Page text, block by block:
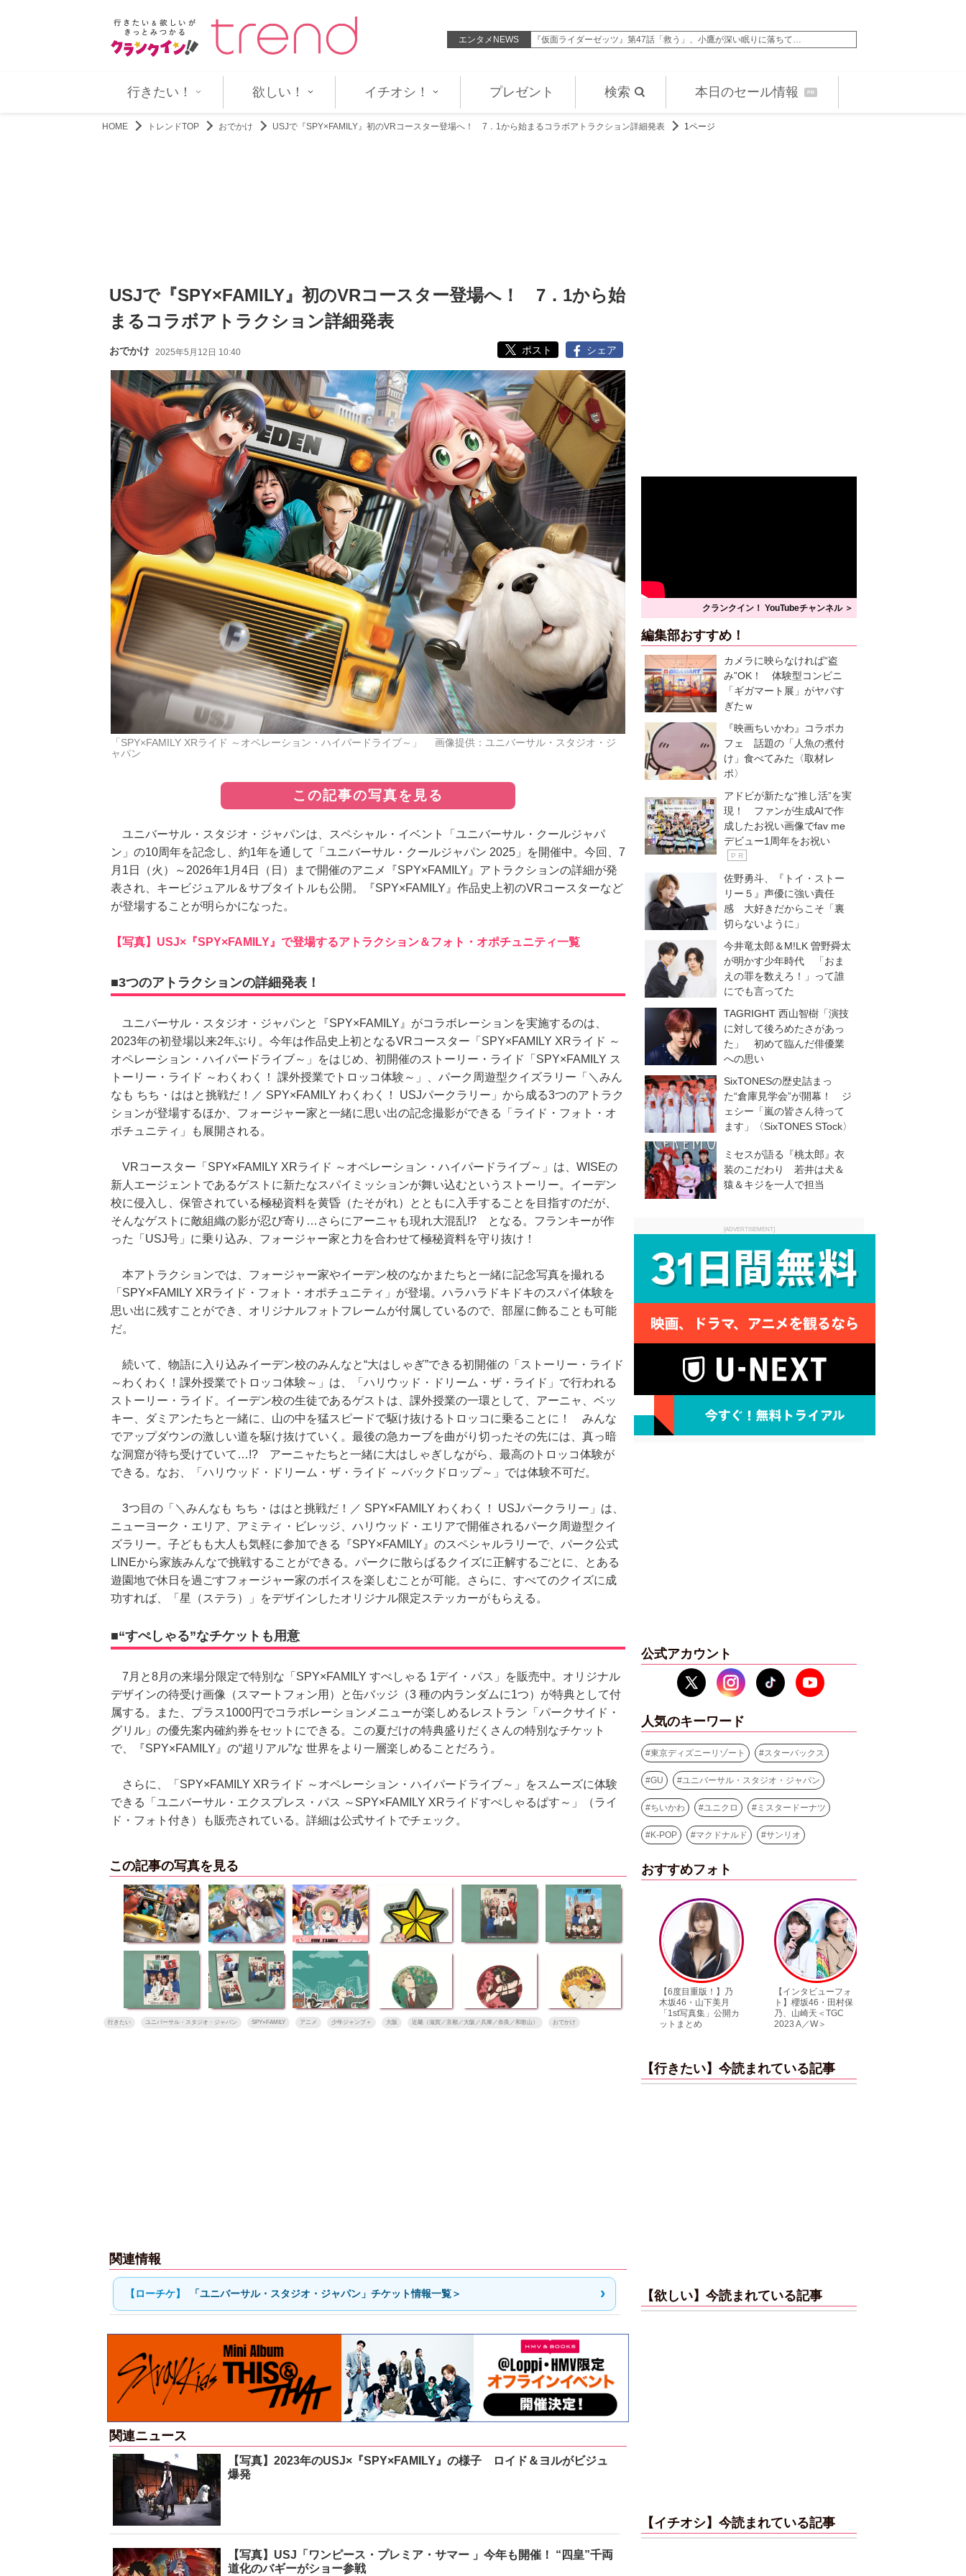
エンタメNEWS
『仮面ライダーゼッツ』第47話「救う」、小鷹が深い眠りに落ちて… 『角醒ハンター オメガホーン』第3話「味わえ！怒りのタッグバト…
行きたい！ 欲しい！ イチオシ！ プレゼント 検索 本日のセール情報 PR
HOME トレンドTOP おでかけ USJで『SPY×FAMILY』初のVRコースター登場へ！ 7．1から始まるコラボアトラクション詳細発表 1ページ
USJで『SPY×FAMILY』初のVRコースター登場へ！ 7．1から始
まるコラボアトラクション詳細発表
おでかけ 2025年5月12日 10:40 ポスト シェア
「SPY×FAMILY XRライド ～オペレーション・ハイパードライブ～」 画像提供：ユニバーサル・スタジオ・ジ
ャパン
この記事の写真を見る
ユニバーサル・スタジオ・ジャパンは、スペシャル・イベント「ユニバーサル・クールジャパ
ン」の10周年を記念し、約1年を通して「ユニバーサル・クールジャパン 2025」を開催中。今回、7
月1日（火）～2026年1月4日（日）まで開催のアニメ『SPY×FAMILY』アトラクションの詳細が発
表され、キービジュアル＆サブタイトルも公開。『SPY×FAMILY』作品史上初のVRコースターなど
が登場することが明らかになった。
【写真】USJ×『SPY×FAMILY』で登場するアトラクション＆フォト・オポチュニティ一覧
■3つのアトラクションの詳細発表！
ユニバーサル・スタジオ・ジャパンと『SPY×FAMILY』がコラボレーションを実施するのは、
2023年の初登場以来2年ぶり。今年は作品史上初となるVRコースター「SPY×FAMILY XRライド ～
オペレーション・ハイパードライブ～」をはじめ、初開催のストーリー・ライド「SPY×FAMILY ス
トーリー・ライド ～わくわく！ 課外授業でトロッコ体験～」、パーク周遊型クイズラリー「＼みん
なも ちち・ははと挑戦だ！／ SPY×FAMILY わくわく！ USJパークラリー」から成る3つのアトラク
ションが登場するほか、フォージャー家と一緒に思い出の記念撮影ができる「ライド・フォト・オ
ポチュニティ」も展開される。
VRコースター「SPY×FAMILY XRライド ～オペレーション・ハイパードライブ～」は、WISEの
新人エージェントであるゲストに新たなスパイミッションが舞い込むというストーリー。イーデン
校に侵入し、保管されている極秘資料を黄昏（たそがれ）とともに入手することを目指すのだが、
そんなゲストに敵組織の影が忍び寄り…さらにアーニャも現れ大混乱!? となる。フランキーが作
った「USJ号」に乗り込み、フォージャー家と力を合わせて極秘資料を守り抜け！
本アトラクションでは、フォージャー家やイーデン校のなかまたちと一緒に記念写真を撮れる
「SPY×FAMILY XRライド・フォト・オポチュニティ」が登場。ハラハラドキドキのスパイ体験を
思い出に残すことができ、オリジナルフォトフレームが付属しているので、部屋に飾ることも可能
だ。
続いて、物語に入り込みイーデン校のみんなと“大はしゃぎ”できる初開催の「ストーリー・ライド
～わくわく！課外授業でトロッコ体験～」は、「ハリウッド・ドリーム・ザ・ライド」で行われる
ストーリー・ライド。イーデン校の生徒であるゲストは、課外授業の一環として、アーニャ、ベッ
キー、ダミアンたちと一緒に、山の中を猛スピードで駆け抜けるトロッコに乗ることに！ みんな
でアップダウンの激しい道を駆け抜けていく。最後の急カーブを曲がり切ったその先には、真っ暗
な洞窟が待ち受けていて…!? アーニャたちと一緒に大はしゃぎしながら、最高のトロッコ体験が
できる。なお、「ハリウッド・ドリーム・ザ・ライド ～バックドロップ～」では体験不可だ。
3つ目の「＼みんなも ちち・ははと挑戦だ！／ SPY×FAMILY わくわく！ USJパークラリー」は、
ニューヨーク・エリア、アミティ・ビレッジ、ハリウッド・エリアで開催されるパーク周遊型クイ
ズラリー。子どもも大人も気軽に参加できる『SPY×FAMILY』のスペシャルラリーで、パーク公式
LINEから家族みんなで挑戦することができる。パークに散らばるクイズに正解するごとに、とある
遊園地で休日を過ごすフォージャー家のボイスを楽しむことが可能。さらに、すべてのクイズに成
功すれば、「星（ステラ）」をデザインしたオリジナル限定ステッカーがもらえる。
■“すぺしゃる”なチケットも用意
7月と8月の来場分限定で特別な「SPY×FAMILY すぺしゃる 1デイ・パス」を販売中。オリジナル
デザインの待受け画像（スマートフォン用）と缶バッジ（3 種の内ランダムに1つ）が特典として付
属する。また、プラス1000円でコラボレーションメニューが楽しめるレストラン「パークサイド・
グリル」の優先案内確約券をセットにできる。この夏だけの特典盛りだくさんの特別なチケット
で、『SPY×FAMILY』の“超リアル”な 世界をより一層楽しめることだろう。
さらに、「SPY×FAMILY XRライド ～オペレーション・ハイパードライブ～」をスムーズに体験
できる「ユニバーサル・エクスプレス・パス ～SPY×FAMILY XRライドすぺしゃるぱす～」（ライ
ド・フォト付き）も販売されている。詳細は公式サイトでチェック。
この記事の写真を見る
行きたい ユニバーサル・スタジオ・ジャパン SPY×FAMILY アニメ 少年ジャンプ＋ 大阪 近畿（滋賀／京都／大阪／兵庫／奈良／和歌山） おでかけ
関連情報
「ユニバーサル・スタジオ・ジャパン」チケット情報一覧＞
関連ニュース
【写真】2023年のUSJ×『SPY×FAMILY』の様子 ロイド＆ヨルがビジュ
爆発
【写真】USJ「ワンピース・プレミア・サマー 」今年も開催！ “四皇”千両
道化のバギーがショー参戦
クランクイン！ YouTubeチャンネル ＞
編集部おすすめ！
カメラに映らなければ“盗
み”OK！ 体験型コンビニ
「ギガマート展」がヤバす
ぎたｗ
『映画ちいかわ』コラボカ
フェ 話題の「人魚の煮付
け」食べてみた〈取材レ
ポ〉
アドビが新たな“推し活”を実
現！ ファンが生成AIで作
成したお祝い画像でfav me
デビュー1周年をお祝い
P R
佐野勇斗、『トイ・ストー
リー５』声優に強い責任
感 大好きだからこそ「裏
切らないように」
今井竜太郎＆M!LK 曽野舜太
が明かす少年時代 「おま
えの罪を数えろ！」って誰
にでも言ってた
TAGRIGHT 西山智樹「演技
に対して後ろめたさがあっ
た」 初めて臨んだ俳優業
への思い
SixTONESの歴史詰まっ
た“倉庫見学会”が開幕！ ジ
ェシー「嵐の皆さん待って
ます」〈SixTONES STock〉
ミセスが語る『桃太郎』衣
装のこだわり 若井は犬＆
猿＆キジを一人で担当
[ADVERTISEMENT]
公式アカウント
人気のキーワード
#東京ディズニーリゾート #スターバックス
#GU #ユニバーサル・スタジオ・ジャパン
#ちいかわ #ユニクロ # ミスタードーナツ
#K-POP #マクドナルド #サンリオ
おすすめフォト
【インタビューフォ
ト】櫻坂46・田村保
乃、山崎天＜TGC
2023 A／W＞
ピンクの衣装がステ
キ！ 「ME:I」MIU＆
KEIKO撮り下ろしイ
ンタビューフォト
【大胆カット満載】
乃木坂46・与田祐希
3rd写真集『ヨー
ダ』公開カット
【渾身の一冊】乃木
坂46・山下美月、
2nd写真集『ヒロイ
ン』公開カット
【超貴重】デビュー
前の初々しい姿が見
られる「ILLIT」のセ
ルカ独占公開
【6度目重版！】乃
木坂46・山下美月
「1st写真集」公開カ
ットまとめ
【インタビューフォ
ト】櫻坂46・田村保
乃、山崎天＜TGC
2023 A／W＞
【行きたい】今読まれている記事
【欲しい】今読まれている記事
【イチオシ】今読まれている記事